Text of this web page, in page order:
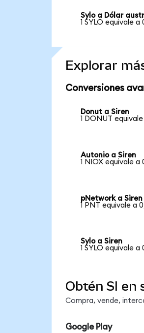
Sylo a Dólar
1 SYLO equivale a
Explorar
Conversiones
Donut a Siren
1 DONUT equivale
Autonio a Siren
1 NIOX equivale a
pNetwork a Siren
1 PNT equivale a
Sylo a Siren
1 SYLO equivale a
Obtén SI en
Compra, vende,
Google Play